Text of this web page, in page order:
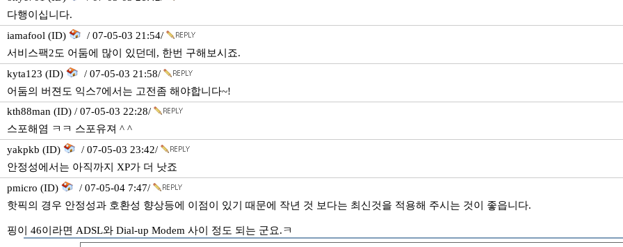
다행이십니다.
iamafool (ID)
/ 07-05-03 21:54/
서비스팩2도 어둠에 많이 있던데, 한번 구해보시죠.
kyta123 (ID)
/ 07-05-03 21:58/
어둠의 버젼도 익스7에서는 고전좀 해야합니다~!
kth88man (ID) / 07-05-03 22:28/
스포해염 ㅋㅋ 스포유져 ^ ^
yakpkb (ID)
/ 07-05-03 23:42/
안정성에서는 아직까지 XP가 더 낫죠
pmicro (ID)
/ 07-05-04 7:47/
핫픽의 경우 안정성과 호환성 향상등에 이점이 있기 때문에 작년 것 보다는 최신것을 적용해 주시는 것이 좋읍니다.
핑이 46이라면 ADSL와 Dial-up Modem 사이 정도 되는 군요.ㅋ